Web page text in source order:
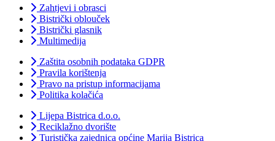
Zahtjevi i obrasci
Bistrički oblouček
Bistrički glasnik
Multimedija
Zaštita osobnih podataka GDPR
Pravila korištenja
Pravo na pristup informacijama
Politika kolačića
Lijepa Bistrica d.o.o.
Reciklažno dvorište
Turistička zajednica općine Marija Bistrica